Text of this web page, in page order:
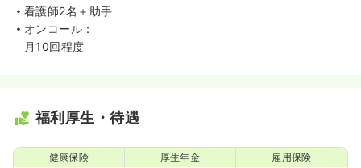
看護師2名＋助手
オンコール：
月10回程度
福利厚生・待遇
健康保険 厚生年金 雇用保険